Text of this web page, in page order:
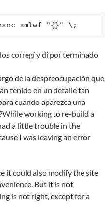
corregí y di por terminado
de la despreocupación que
tenido en un detalle tan
cuando aparezca una
While working to re-build a
a little trouble in the
I was leaving an error
it could also modify the site
But it is not
is not right, except for a